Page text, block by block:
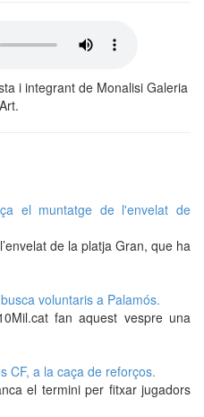
i integrant de Monalisi Galeria
el muntatge de l'envelat de
de la platja Gran, que ha
voluntaris a Palamós.
fan aquest vespre una
CF, a la caça de reforços.
el termini per fitxar jugadors